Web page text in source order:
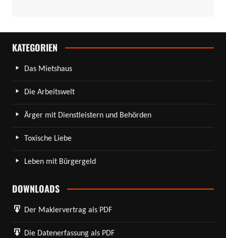
KATEGORIEN
Das Mietshaus
Die Arbeitswelt
Ärger mit Dienstleistern und Behörden
Toxische Liebe
Leben mit Bürgergeld
DOWNLOADS
Der Maklervertrag als PDF
Die Datenerfassung als PDF